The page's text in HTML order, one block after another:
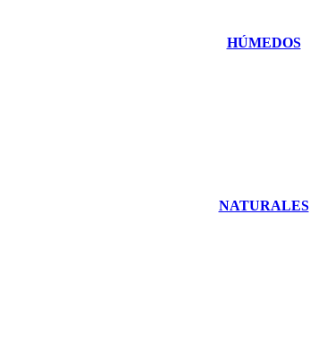
HÚMEDOS
NATURALES